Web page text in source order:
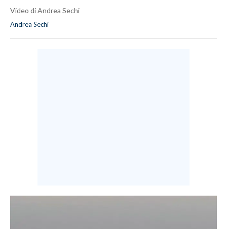
Video di Andrea Sechi
Andrea Sechi